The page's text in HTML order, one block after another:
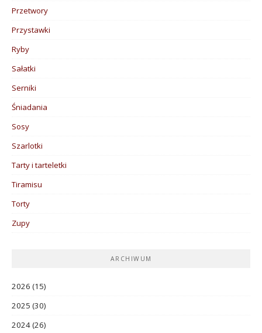
Przetwory
Przystawki
Ryby
Sałatki
Serniki
Śniadania
Sosy
Szarlotki
Tarty i tarteletki
Tiramisu
Torty
Zupy
ARCHIWUM
2026 (15)
2025 (30)
2024(26)